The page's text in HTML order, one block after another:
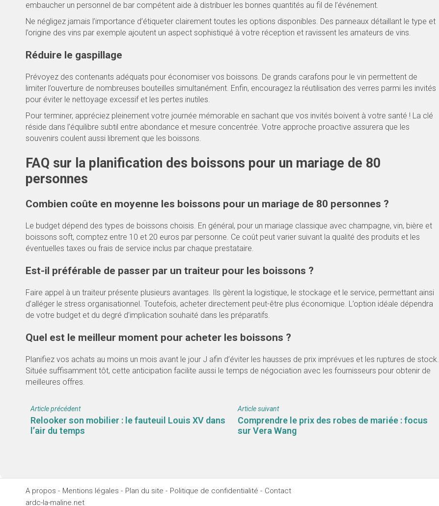
embaucher un personnel de bar compétent aide à distribuer les bonnes quantités au fil de l’événement.
Ne négligez jamais l’importance d’étiqueter clairement toutes les options disponibles. Des panneaux détaillant le type et
l’origine des vins par exemple ajoutent un aspect sophistiqué à votre réception et ravissent les amateurs de vins.
Réduire le gaspillage
Prévoyez des contenants adéquats pour économiser vos boissons. De grands carafons pour le vin permettent de
limiter l’ouverture de nombreuses bouteilles simultanément. Enfin, encouragez la réutilisation des verres parmi les invités
pour éviter le nettoyage excessif et les pertes inutiles.
Pour terminer, appréciez pleinement votre journée mémorable en sachant que vos invités boivent à votre santé ! La clé
réside dans l’équilibre subtil entre abondance et mesure concentrée. Votre approche proactive assurera que les
souvenirs coulent aussi librement que les boissons.
FAQ sur la planification des boissons pour un mariage de 80
personnes
Combien coûte en moyenne les boissons pour un mariage de 80 personnes ?
Le budget dépend des types de boissons choisis. En général, pour un mariage classique avec champagne, vin, bière et
boissons soft, comptez entre 10 et 20 euros par personne. Ce coût peut varier suivant la qualité des produits et les
éventuelles taxes ou frais de service inclus par chaque prestataire.
Est-il préférable de passer par un traiteur pour les boissons ?
Faire appel à un traiteur présente plusieurs avantages. Ils gèrent la logistique, le stockage et le service, permettant ainsi
d’alléger le stress organisationnel. Toutefois, acheter directement peut-être plus économique. L’option idéale dépendra
de votre budget et du degré d’implication souhaité dans les préparatifs.
Quel est le meilleur moment pour acheter les boissons ?
Planifiez vos achats au moins un mois avant le jour J afin d’éviter les hausses de prix imprévues et les ruptures de stock.
Située suffisamment tôt, cette anticipation facilite aussi le temps de négociation avec les fournisseurs pour obtenir de
meilleures offres.
Article précédent
Relooker son mobilier : le fauteuil Louis XV dans
l’air du temps
Article suivant
Comprendre le prix des robes de mariée : focus
sur Vera Wang
A propos - Mentions légales - Plan du site - Politique de confidentialité - Contact
ardc-la-maline.net